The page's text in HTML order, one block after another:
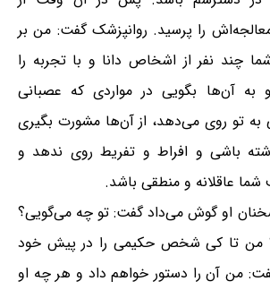
را پرسید. روانپزشک گفت: من بر
چند نفر از اشخاص دانا و با تجربه را
به آن‌ها بگویی در مواردی که عصبانی
تو روی می‌دهد، از آن‌ها مشورت بگیری
باشی و افراط و تفریط روی ندهد و
عاقلانه و منطقی باشد.
او گوش می‌داد گفت: تو چه می‌گویی؟
من تا کی شخص حکیمی را در پیش خود
من آن را دستور خواهم داد و هر چه او